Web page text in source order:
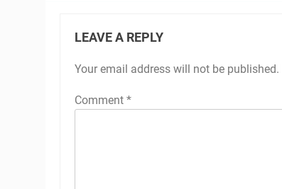
LEAVE A REPLY
Your email address will not be published.
Comment *